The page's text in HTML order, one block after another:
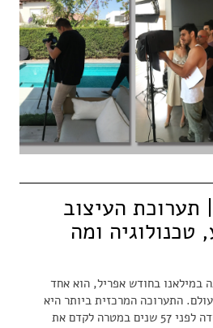
תערוכת העיצוב
ומה
במילאנו בחודש אפריל, הוא אחד
התערוכה המרכזית ביותר היא
"סלון דה מובילה", אשר נוסדה לפני 57 שנים במטרה לקדם את